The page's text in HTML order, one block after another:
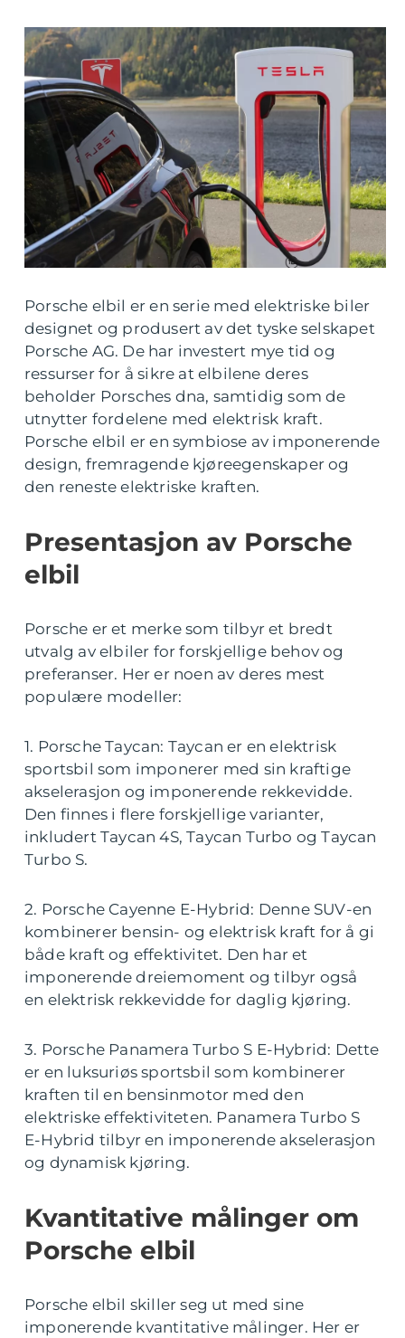
Porsche elbil er en serie med elektriske biler
designet og produsert av det tyske selskapet
Porsche AG. De har investert mye tid og
ressurser for å sikre at elbilene deres
beholder Porsches dna, samtidig som de
utnytter fordelene med elektrisk kraft.
Porsche elbil er en symbiose av imponerende
design, fremragende kjøreegenskaper og
den reneste elektriske kraften.
Presentasjon av Porsche
elbil
Porsche er et merke som tilbyr et bredt
utvalg av elbiler for forskjellige behov og
preferanser. Her er noen av deres mest
populære modeller:
1. Porsche Taycan: Taycan er en elektrisk
sportsbil som imponerer med sin kraftige
akselerasjon og imponerende rekkevidde.
Den finnes i flere forskjellige varianter,
inkludert Taycan 4S, Taycan Turbo og Taycan
Turbo S.
2. Porsche Cayenne E-Hybrid: Denne SUV-en
kombinerer bensin- og elektrisk kraft for å gi
både kraft og effektivitet. Den har et
imponerende dreiemoment og tilbyr også
en elektrisk rekkevidde for daglig kjøring.
3. Porsche Panamera Turbo S E-Hybrid: Dette
er en luksuriøs sportsbil som kombinerer
kraften til en bensinmotor med den
elektriske effektiviteten. Panamera Turbo S
E-Hybrid tilbyr en imponerende akselerasjon
og dynamisk kjøring.
Kvantitative målinger om
Porsche elbil
Porsche elbil skiller seg ut med sine
imponerende kvantitative målinger. Her er